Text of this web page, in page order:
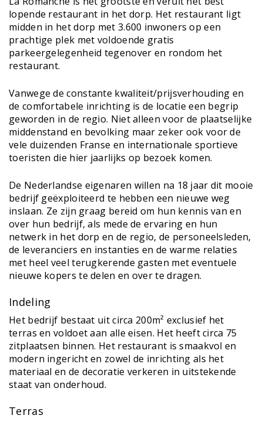
lopende restaurant in het dorp. Het restaurant ligt
midden in het dorp met 3.600 inwoners op een
prachtige plek met voldoende gratis
parkeergelegenheid tegenover en rondom het
restaurant.
Vanwege de constante kwaliteit/prijsverhouding en
de comfortabele inrichting is de locatie een begrip
geworden in de regio. Niet alleen voor de plaatselijke
middenstand en bevolking maar zeker ook voor de
vele duizenden Franse en internationale sportieve
toeristen die hier jaarlijks op bezoek komen.
De Nederlandse eigenaren willen na 18 jaar dit mooie
bedrijf geëxploiteerd te hebben een nieuwe weg
inslaan. Ze zijn graag bereid om hun kennis van en
over hun bedrijf, als mede de ervaring en hun
netwerk in het dorp en de regio, de personeelsleden,
de leveranciers en instanties en de warme relaties
met heel veel terugkerende gasten met eventuele
nieuwe kopers te delen en over te dragen.
Indeling
Het bedrijf bestaat uit circa 200m² exclusief het
terras en voldoet aan alle eisen. Het heeft circa 75
zitplaatsen binnen. Het restaurant is smaakvol en
modern ingericht en zowel de inrichting als het
materiaal en de decoratie verkeren in uitstekende
staat van onderhoud.
Terras